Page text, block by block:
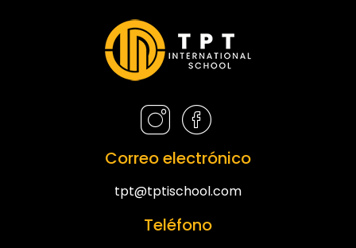
Correo electrónico
tpt@tptischool.com
Teléfono